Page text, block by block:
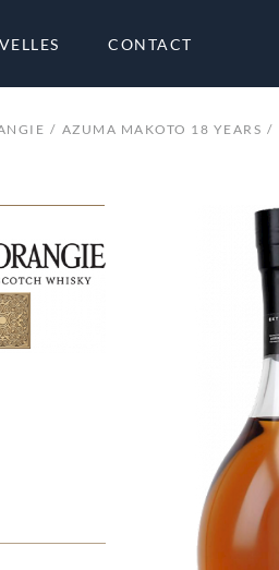
CONTACT
AZUMA MAKOTO 18 YEARS